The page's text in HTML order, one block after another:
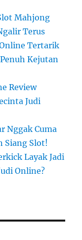
Mahjong
Terus
Tertarik
Kejutan
Review
Judi
Nggak Cuma
Siang Slot!
Layak Jadi
Online?